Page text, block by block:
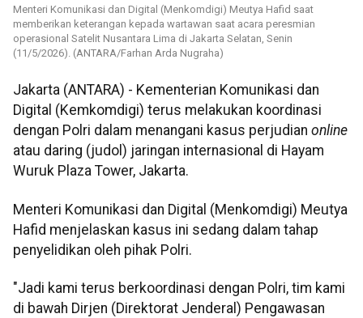
Menteri Komunikasi dan Digital (Menkomdigi) Meutya Hafid saat
memberikan keterangan kepada wartawan saat acara peresmian
operasional Satelit Nusantara Lima di Jakarta Selatan, Senin
(11/5/2026). (ANTARA/Farhan Arda Nugraha)
Jakarta (ANTARA) - Kementerian Komunikasi dan
Digital (Kemkomdigi) terus melakukan koordinasi
dengan Polri dalam menangani kasus perjudian online
atau daring (judol) jaringan internasional di Hayam
Wuruk Plaza Tower, Jakarta.
Menteri Komunikasi dan Digital (Menkomdigi) Meutya
Hafid menjelaskan kasus ini sedang dalam tahap
penyelidikan oleh pihak Polri.
"Jadi kami terus berkoordinasi dengan Polri, tim kami
di bawah Dirjen (Direktorat Jenderal) Pengawasan